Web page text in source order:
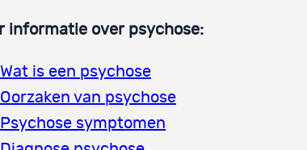
informatie over psychose:
Wat is een psychose
Oorzaken van psychose
Psychose symptomen